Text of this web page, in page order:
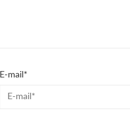
E-mail *